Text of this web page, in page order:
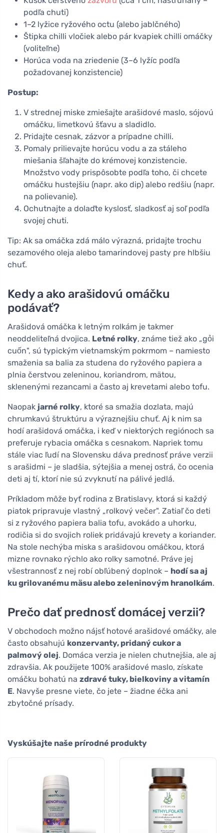
podľa chuti)
1–2 lyžice ryžového octu (alebo jablčného)
Štipka chilli vločiek alebo pár kvapiek chilli omáčky
(voliteľne)
Horúca voda na zriedenie (3–6 lyžíc podľa
požadovanej konzistencie)
Postup:
V strednej miske zmiešajte arašidové maslo, sójovú
omáčku, limetkovú šťavu a sladidlo.
Pridajte cesnak, zázvor a prípadne chilli.
Pomaly prilievajte horúcu vodu a za stáleho
miešania šľahajte do krémovej konzistencie.
Množstvo vody prispôsobte podľa toho, či chcete
omáčku hustejšiu (napr. ako dip) alebo redšiu (napr.
na polievanie).
Ochutnajte a dolaďte kyslosť, sladkosť aj soľ podľa
svojej chuti.
Tip: Ak sa omáčka zdá málo výrazná, pridajte trochu
sezamového oleja alebo tamarindovej pasty pre hlbšiu
chuť.
Kedy a ako arašidovú omáčku
podávať?
Arašidová omáčka k letným rolkám je takmer
neoddeliteľná dvojica. Letné rolky, známe tiež ako „gỏi
cuốn", sú typickým vietnamským pokrmom – namiesto
smaženia sa balia za studena do ryžového papiera a
plnia čerstvou zeleninou, koriandrom, mätou,
sklenenými rezancami a často aj krevetami alebo tofu.
Naopak jarné rolky, ktoré sa smažia dozlata, majú
chrumkavú štruktúru a výraznejšiu chuť. Aj k nim sa
hodí arašidová omáčka, i keď v niektorých regiónoch sa
preferuje rybacia omáčka s cesnakom. Napriek tomu
stále viac ľudí na Slovensku dáva prednosť práve verzii
s arašidmi – je sladšia, sýtejšia a menej ostrá, čo ocenia
deti aj tí, ktorí nie sú zvyknutí na pálivé jedlá.
Príkladom môže byť rodina z Bratislavy, ktorá si každý
piatok pripravuje vlastný „rolkový večer". Zatiaľ čo deti
si z ryžového papiera balia tofu, avokádo a uhorku,
rodičia si do svojich roliek pridávajú krevety a koriander.
Na stole nechýba miska s arašidovou omáčkou, ktorá
mizne rovnako rýchlo ako rolky samotné. Práve jej
všestrannosť z nej robí obľúbený doplnok – hodí sa aj
ku grilovanému mäsu alebo zeleninovým hranolkám.
Prečo dať prednosť domácej verzii?
V obchodoch možno nájsť hotové arašidové omáčky, ale
často obsahujú konzervanty, pridaný cukor a
palmový olej. Domáca verzia je nielen chutnejšia, ale aj
zdravšia. Ak použijete 100% arašidové maslo, získate
omáčku bohatú na zdravé tuky, bielkoviny a vitamín
E. Navyše presne viete, čo jete – žiadne éčka ani
zbytočné prísady.
Vyskúšajte naše prírodné produkty